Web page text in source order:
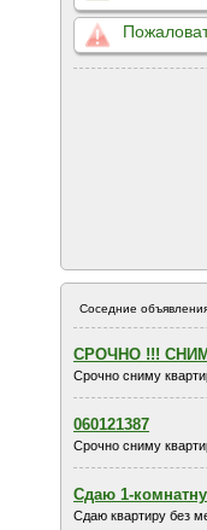
Соседние
СРОЧНО !!!
Срочно сниму
060121387
Срочно сниму
Сдаю 1-
Сдаю квартиру без